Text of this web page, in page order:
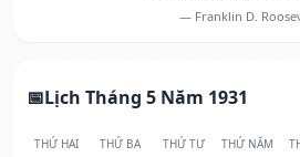
— Franklin D.
Lịch Tháng 5 Năm 1931
THỨ HAI THỨ BA THỨ TƯ THỨ NĂM